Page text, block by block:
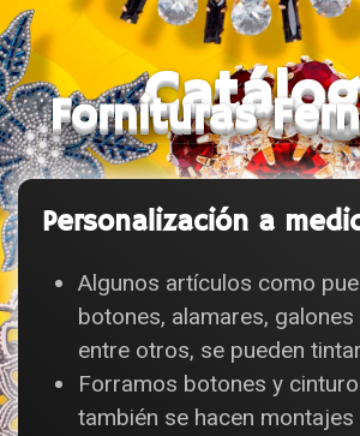
Fornituras
Personalización a
Algunos artículos como
botones, alamares,
entre otros, se pueden
Forramos botones y
también se hacen